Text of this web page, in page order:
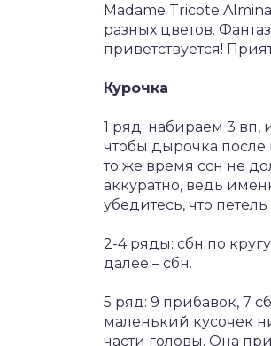
Madame Tricote
разных цветов.
приветствуется!
Курочка
1 ряд: набираем 3 вп,
чтобы дырочка после
то же время ссн не
аккуратно, ведь
убедитесь, что
2-4 ряды: сбн по
далее – сбн.
5 ряд: 9 прибавок, 7
маленький кусочек
части головы. Она